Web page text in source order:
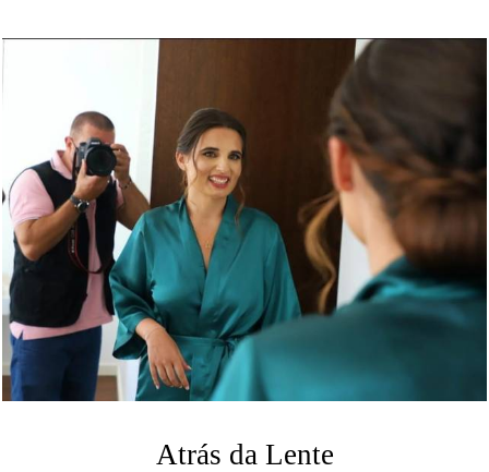
Atrás da Lente